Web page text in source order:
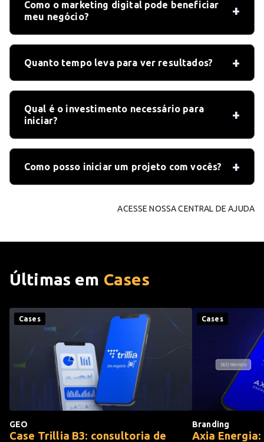
Como o marketing digital pode beneficiar
meu negócio?
Quanto tempo leva para ver resultados?
Qual é o investimento necessário para
iniciar?
Como posso iniciar um projeto com vocês?
ACESSE NOSSA CENTRAL DE AJUDA
Últimas em Cases
Cases
GEO
Case Trillia B3: consultoria de
Cases
Branding
Axia